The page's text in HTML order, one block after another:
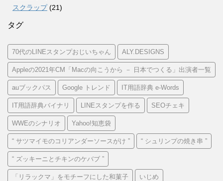
スクラップ(21)
タグ
70代のLINEスタンプおじいちゃん ALY.DESIGNS
Appleの2021年CM「Macの向こうから － 日本でつくる」出演者一覧
auブックパス Google トレンド IT用語辞典 e-Words
IT用語辞典バイナリ LINEスタンプを作る SEOチェキ
WWEのシナリオ Yahoo!知恵袋
“ サツマイモのコリアンダーソースがけ ” “ シュリンプの焼き串 ”
“ ズッキーニとチキンのケバブ ”
「リラックマ」をモチーフにした和菓子 いじめ